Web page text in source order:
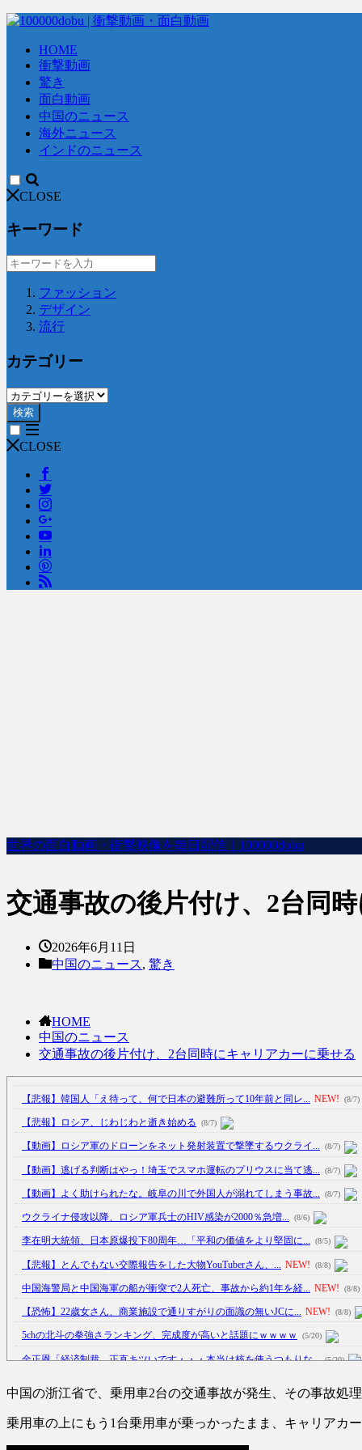
HOME
衝撃動画
驚き
面白動画
中国のニュース
海外ニュース
インドのニュース
CLOSE
キーワード
ファッション
デザイン
流行
カテゴリー
検索
CLOSE
世界の面白動画・衝撃映像を毎日配信｜100000dobu
交通事故の後片付け、2台同
2026年6月11日
中国のニュース, 驚き
HOME
中国のニュース
交通事故の後片付け、2台同時にキャリアカーに乗せる
【悲報】韓国人「え待って、何で日本の避難所って10年前と同レ... NEW! (8/7)
【悲報】ロシア、じわじわと逝き始める (8/7)
【動画】ロシア軍のドローンをネット発射装置で撃墜するウクライ... (8/7)
【動画】逃げる判断はやっ！埼玉でスマホ運転のプリウスに当て逃... (8/7)
【動画】よく助けられたな。岐阜の川で外国人が溺れてしまう事故... (8/7)
ウクライナ侵攻以降、ロシア軍兵士のHIV感染が2000％急増... (8/6)
李在明大統領、日本原爆投下80周年…「平和の価値をより堅固に... (8/5)
【悲報】とんでもない交際報告をした大物YouTuberさん、... NEW! (8/8)
中国海警局と中国海軍の船が衝突で2人死亡、事故から約1年を経... NEW! (8/8)
【恐怖】22歳女さん、商業施設で通りすがりの面識の無いJCに... NEW! (8/8)
5chの北斗の拳強さランキング、完成度が高いと話題にｗｗｗｗ (5/20)
金正恩「経済制裁、正直キツいです・・・本当は核を使うつもりな... (5/20)
顔20点、体80点と評価されていた女子学生が男子学生らの性の... (12/26)
中国の浙江省で、乗用車2台の交通事故が発生、その事故処
乗用車の上にもう1台乗用車が乗っかったまま、キャリア